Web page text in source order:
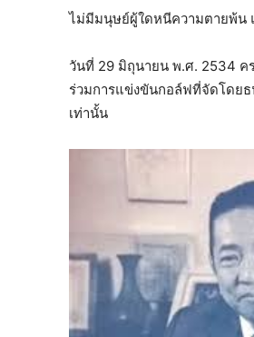
ไม่มีมนุษย์ผู้ใดหนีความตายพ้น
วันที่ 29 มิถุนายน พ.ศ. 2534 ค
ร่วมการแข่งขันกอล์ฟที่จัดโดย
เท่านั้น